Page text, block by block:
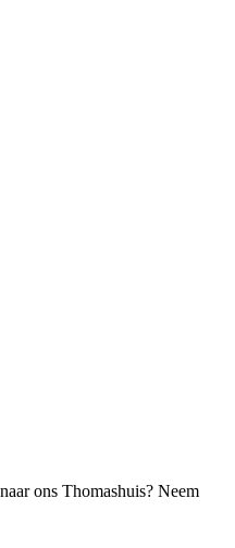
ons Thomashuis? Neem